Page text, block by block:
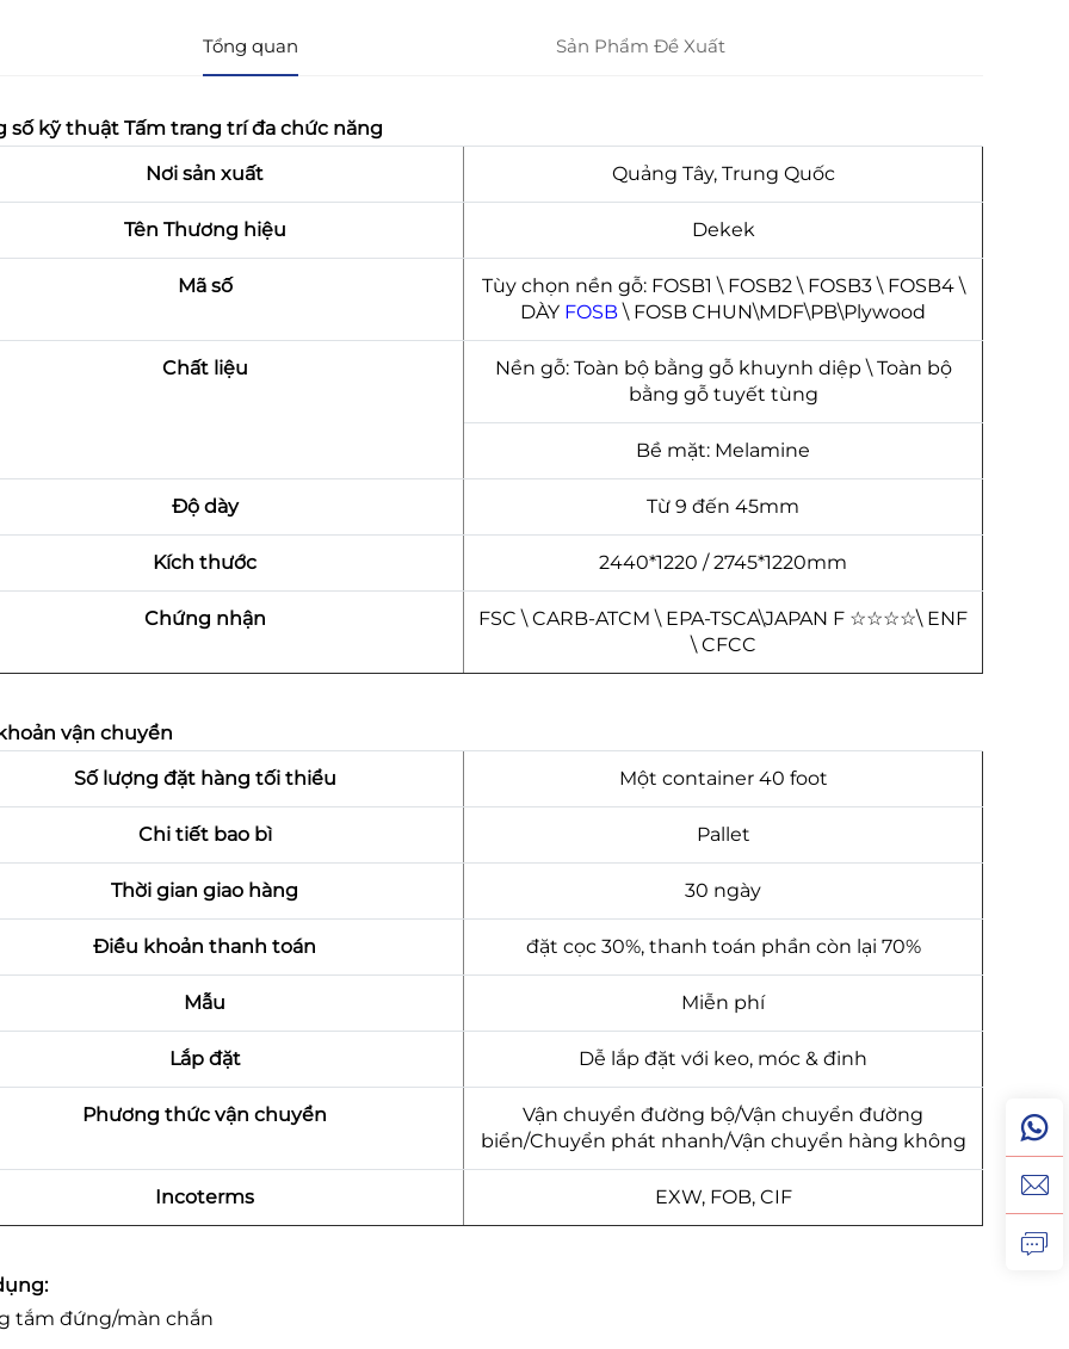
Tổng quan Sản Phẩm Đề Xuất
số kỹ thuật Tấm trang trí đa chức năng
Nơi sản xuất
Quảng Tây, Trung Quốc
Tên Thương hiệu Dekek
Mã số
Tùy chọn nền gỗ: FOSB1 \ FOSB2 \ FOSB3 \ FOSB4 \
DÀY FOSB\ FOSB CHUN\MDF\PB\Plywood
Chất liệu
Nền gỗ: Toàn bộ bằng gỗ khuynh diệp \ Toàn bộ
bằng gỗ tuyết tùng
Bề mặt: Melamine
Độ dày Từ 9 đến 45mm
Kích thước 2440*1220 / 2745*1220mm
Chứng nhận FSC \ CARB-ATCM \ EPA-TSCA\JAPAN F ☆☆☆☆\ ENF
\ CFCC
vận chuyển
Số lượng đặt hàng tối thiểu
Một container 40 foot
Chi tiết bao bì Pallet
Thời gian giao hàng 30 ngày
Điều khoản thanh toán đặt cọc 30%, thanh toán phần còn lại 70%
Mẫu Miễn phí
Lắp đặt Dễ lắp đặt với keo, móc & đinh
Phương thức vận chuyển
Vận chuyển đường bộ/Vận chuyển đường
biển/Chuyển phát nhanh/Vận chuyển hàng không
Incoterms EXW, FOB, CIF
tắm đứng/màn chắn